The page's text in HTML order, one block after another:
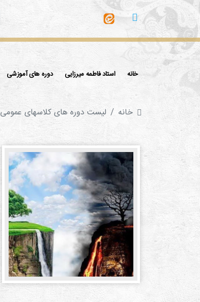
خانه استاد فاطمه میرزایی دوره های آموزشی
خانه لیست دوره های کلاسهای عمومی